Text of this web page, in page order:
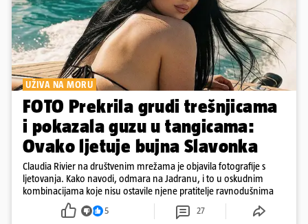
UŽIVA NA MORU
FOTO Prekrila grudi trešnjicama
i pokazala guzu u tangicama:
Ovako ljetuje bujna Slavonka
Claudia Rivier na društvenim mrežama je objavila fotografije s
ljetovanja. Kako navodi, odmara na Jadranu, i to u oskudnim
kombinacijama koje nisu ostavile njene pratitelje ravnodušnima
5 27